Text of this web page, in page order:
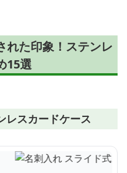
れた印象！ステンレ
15選
レスカードケース